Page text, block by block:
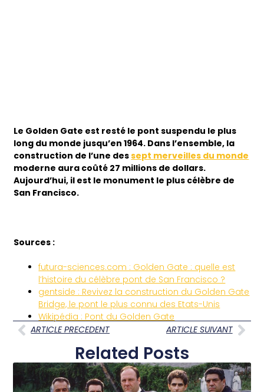
Le Golden Gate est resté le pont suspendu le plus
long du monde jusqu’en 1964. Dans l’ensemble, la
construction de l’une dessept merveilles du monde
moderne aura coûté 27 millions de dollars.
Aujourd’hui, il est le monument le plus célèbre de
San Francisco.
Sources :
futura-sciences.com : Golden Gate : quelle est
l’histoire du célèbre pont de San Francisco ?
gentside : Revivez la construction du Golden Gate
Bridge, le pont le plus connu des Etats-Unis
Wikipédia : Pont du Golden Gate
ARTICLE PRECEDENT
ARTICLE SUIVANT
Related Posts